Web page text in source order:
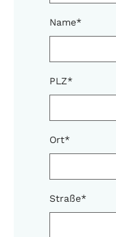
Name*
PLZ*
Ort*
Straße*